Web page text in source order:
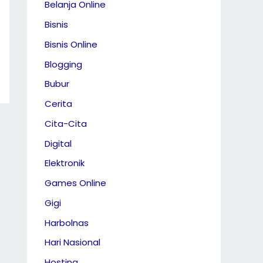
Belanja Online
Bisnis
Bisnis Online
Blogging
Bubur
Cerita
Cita-Cita
Digital
Elektronik
Games Online
Gigi
Harbolnas
Hari Nasional